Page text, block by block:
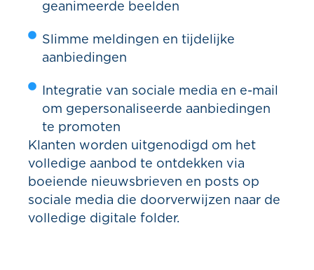
geanimeerde beelden
Slimme meldingen en tijdelijke
aanbiedingen
Integratie van sociale media en e-mail
om gepersonaliseerde aanbiedingen
te promoten
Klanten worden uitgenodigd om het
volledige aanbod te ontdekken via
boeiende nieuwsbrieven en posts op
sociale media die doorverwijzen naar de
volledige digitale folder.